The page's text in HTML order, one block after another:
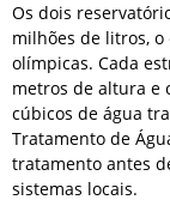
Os dois
milhões de litros,
olímpicas. Cada
metros de altura e
cúbicos de água
Tratamento de
tratamento antes
sistemas locais.